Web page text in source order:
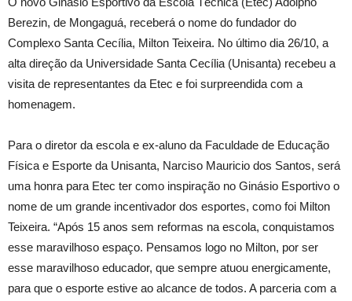
Berezin, de Mongaguá, receberá o nome do fundador do
Complexo Santa Cecília, Milton Teixeira. No último dia 26/10, a
alta direção da Universidade Santa Cecília (Unisanta) recebeu a
visita de representantes da Etec e foi surpreendida com a
homenagem.
Para o diretor da escola e ex-aluno da Faculdade de Educação
Física e Esporte da Unisanta, Narciso Mauricio dos Santos, será
uma honra para Etec ter como inspiração no Ginásio Esportivo o
nome de um grande incentivador dos esportes, como foi Milton
Teixeira. “Após 15 anos sem reformas na escola, conquistamos
esse maravilhoso espaço. Pensamos logo no Milton, por ser
esse maravilhoso educador, que sempre atuou energicamente,
para que o esporte estive ao alcance de todos. A parceria com a